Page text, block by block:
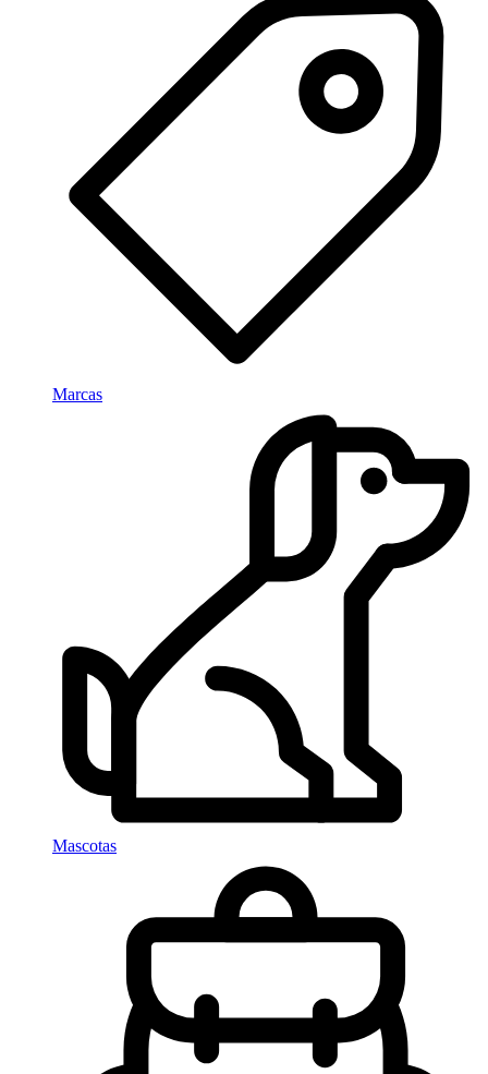
Marcas
Mascotas